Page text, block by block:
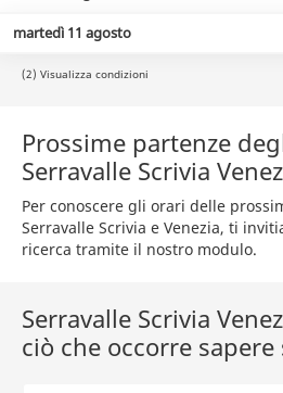
martedì 11 agosto
(2) Visualizza condizioni
Prossime partenze
Serravalle Scrivia
Per conoscere gli orari delle
Serravalle Scrivia e Venezia, ti
ricerca tramite il nostro modulo.
Serravalle Scrivia
ciò che occorre